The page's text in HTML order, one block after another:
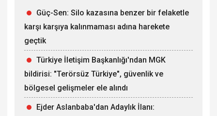
Güç-Sen: Silo kazasına benzer bir felaketle
karşı karşıya kalınmaması adına harekete
geçtik
Türkiye İletişim Başkanlığı'ndan MGK
bildirisi: "Terörsüz Türkiye", güvenlik ve
bölgesel gelişmeler ele alındı
Ejder Aslanbaba'dan Adaylık İlanı: